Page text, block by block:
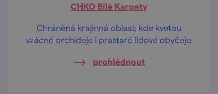
CHKO Bílé Karpaty
Chráněná krajinná oblast, kde kvetou
vzácné orchideje i prastaré lidové obyčeje.
prohlédnout